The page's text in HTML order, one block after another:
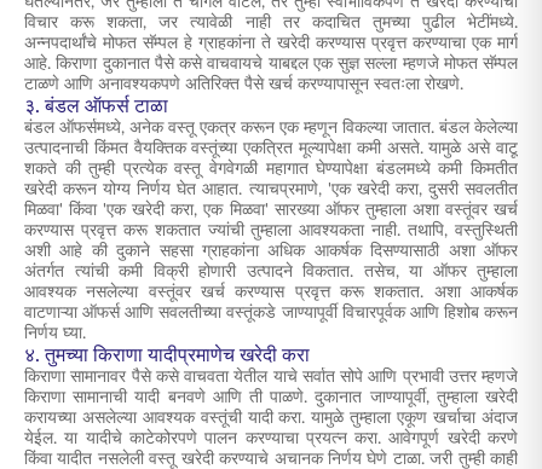
विचार करू शकता, जर त्यावेळी नाही तर कदाचित तुमच्या पुढील भेटींमध्ये.
अन्नपदार्थांचे मोफत सॅम्पल हे ग्राहकांना ते खरेदी करण्यास प्रवृत्त करण्याचा एक मार्ग
आहे. किराणा दुकानात पैसे कसे वाचवायचे याबद्दल एक सुज्ञ सल्ला म्हणजे मोफत सॅम्पल
टाळणे आणि अनावश्यकपणे अतिरिक्त पैसे खर्च करण्यापासून स्वतःला रोखणे.
३. बंडल ऑफर्स टाळा
बंडल ऑफर्समध्ये, अनेक वस्तू एकत्र करून एक म्हणून विकल्या जातात. बंडल केलेल्या
उत्पादनाची किंमत वैयक्तिक वस्तूंच्या एकत्रित मूल्यापेक्षा कमी असते. यामुळे असे वाटू
शकते की तुम्ही प्रत्येक वस्तू वेगवेगळी महागात घेण्यापेक्षा बंडलमध्ये कमी किमतीत
खरेदी करून योग्य निर्णय घेत आहात. त्याचप्रमाणे, 'एक खरेदी करा, दुसरी सवलतीत
मिळवा' किंवा 'एक खरेदी करा, एक मिळवा' सारख्या ऑफर तुम्हाला अशा वस्तूंवर खर्च
करण्यास प्रवृत्त करू शकतात ज्यांची तुम्हाला आवश्यकता नाही. तथापि, वस्तुस्थिती
अशी आहे की दुकाने सहसा ग्राहकांना अधिक आकर्षक दिसण्यासाठी अशा ऑफर
अंतर्गत त्यांची कमी विक्री होणारी उत्पादने विकतात. तसेच, या ऑफर तुम्हाला
आवश्यक नसलेल्या वस्तूंवर खर्च करण्यास प्रवृत्त करू शकतात. अशा आकर्षक
वाटणाऱ्या ऑफर्स आणि सवलतीच्या वस्तूंकडे जाण्यापूर्वी विचारपूर्वक आणि हिशोब करून
निर्णय घ्या.
४. तुमच्या किराणा यादीप्रमाणेच खरेदी करा
किराणा सामानावर पैसे कसे वाचवता येतील याचे सर्वात सोपे आणि प्रभावी उत्तर म्हणजे
किराणा सामानाची यादी बनवणे आणि ती पाळणे. दुकानात जाण्यापूर्वी, तुम्हाला खरेदी
करायच्या असलेल्या आवश्यक वस्तूंची यादी करा. यामुळे तुम्हाला एकूण खर्चाचा अंदाज
येईल. या यादीचे काटेकोरपणे पालन करण्याचा प्रयत्न करा. आवेगपूर्ण खरेदी करणे
किंवा यादीत नसलेली वस्तू खरेदी करण्याचे अचानक निर्णय घेणे टाळा. जरी तुम्ही काही